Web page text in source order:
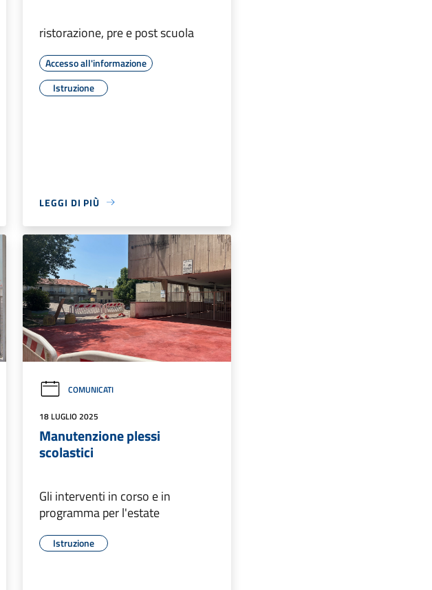
ristorazione, pre e post scuola
Accesso all'informazione
Istruzione
LEGGI DI PIÙ
COMUNICATI
18 LUGLIO 2025
Manutenzione plessi
scolastici
Gli interventi in corso e in
programma per l'estate
Istruzione